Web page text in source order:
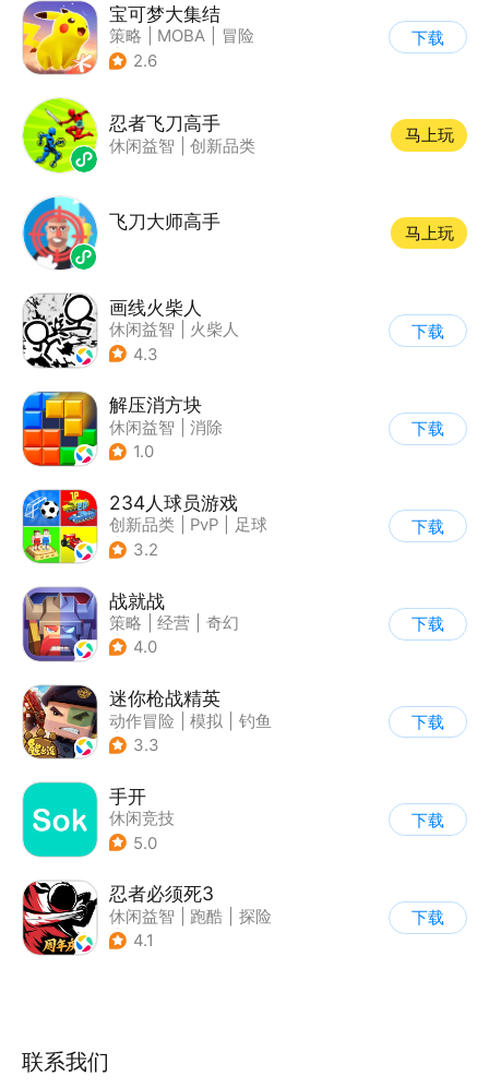
宝可梦大集结
策略 MOBA
冒险
| 精灵宝可梦
2.6
下载
忍者飞刀高手
休闲益智 创新品类
马上玩
飞刀大师高手
马上玩
画线火柴人
休闲益智
火柴人
| DIY
4.3
下载
解压消方块
休闲益智
消除
1.0
下载
234人球员游戏
创新品类 PvP
足球
| 千人同屏
3.2
下载
战就战
策略 经营
奇幻
| 欧美风
4.0
下载
迷你枪战精英
动作冒险 模拟
钓鱼
| 童年
3.3
下载
手开
休闲竞技
5.0
下载
忍者必须死3
休闲益智 跑酷
探险
| 和风
4.1
下载
联系我们